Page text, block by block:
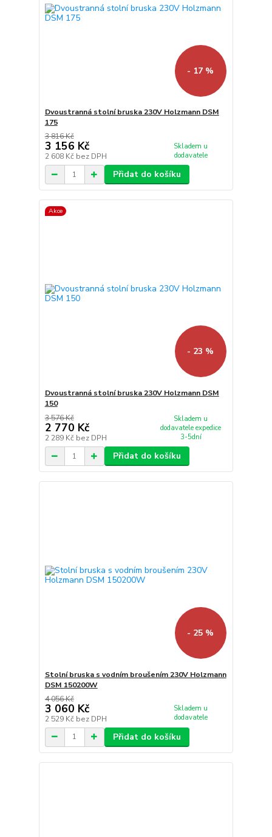
- 17 %
Dvoustranná stolní bruska 230V Holzmann DSM
175
3 816 Kč
3 156 Kč
2 608 Kč bez DPH
Skladem u
dodavatele
Přidat do košíku
Akce
- 23 %
Dvoustranná stolní bruska 230V Holzmann DSM
150
3 576 Kč
2 770 Kč
2 289 Kč bez DPH
Skladem u
dodavatele expedice
3-5dní
Přidat do košíku
- 25 %
Stolní bruska s vodním broušením 230V Holzmann
DSM 150200W
4 056 Kč
3 060 Kč
2 529 Kč bez DPH
Skladem u
dodavatele
Přidat do košíku